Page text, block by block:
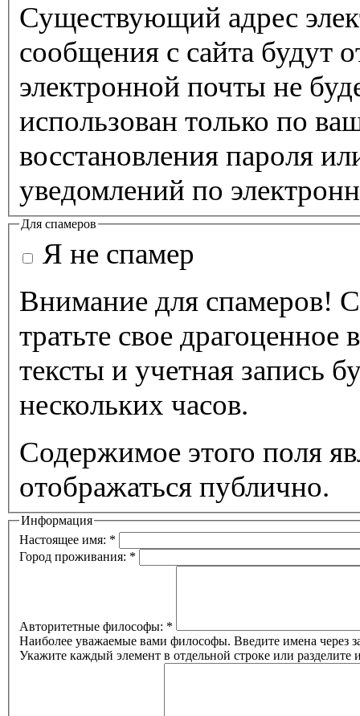
Существующий адрес
сообщения с сайта будут
электронной почты не
использован только по
восстановления пароля
уведомлений по
Для спамеров
Я не спамер
Внимание для спамеров!
тратьте свое
тексты и учетная запись
нескольких часов.
Содержимое этого поля
отображаться публично.
Информация
Настоящее имя: *
Город проживания: *
Авторитетные философы: *
Наиболее уважаемые вами философы. Введите имена через
Укажите каждый элемент в отдельной строке или